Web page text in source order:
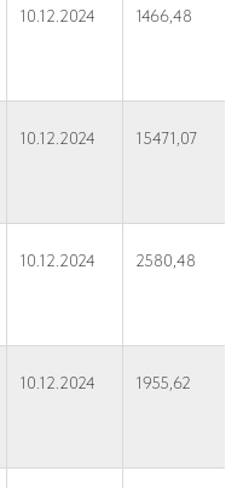
10.12.2024 1466,48
10.12.2024 15471,07
10.12.2024 2580,48
10.12.2024 1955,62